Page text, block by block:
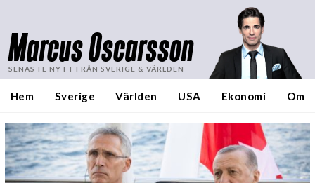
Marcus Oscarsson
SENASTE NYTT FRÅN SVERIGE & VÄRLDEN
Hem Sverige Världen USA Ekonomi Om